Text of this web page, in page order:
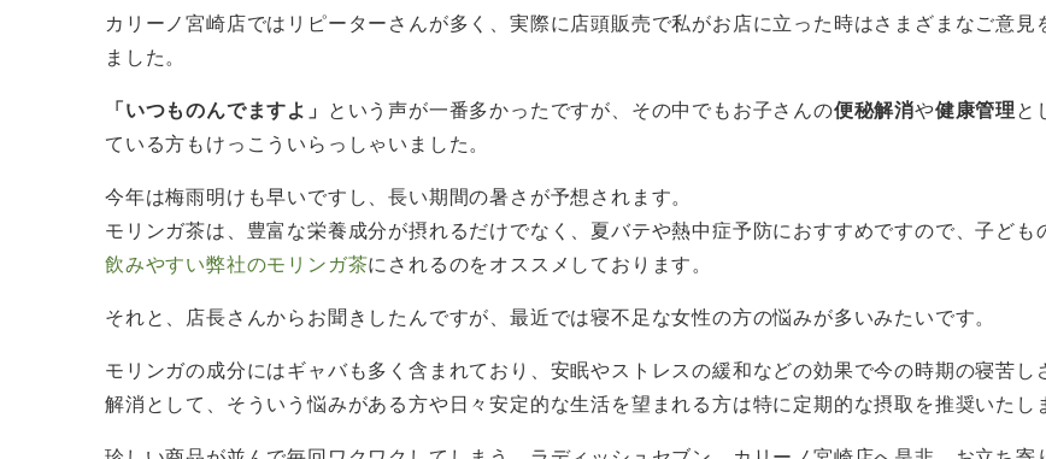
カリーノ宮崎店ではリピーターさんが多く、実際に店頭販売で私がお店に立った時はさまざまなご意見
ました。
「いつものんでますよ」 という声が一番多かったですが、その中でもお子さんの便秘解消や健康管理 と
ている方もけっこういらっしゃいました。
今年は梅雨明けも早いですし、長い期間の暑さが予想されます。
モリンガ茶は、豊富な栄養成分が摂れるだけでなく、夏バテや熱中症予防におすすめですので、子ども
飲みやすい弊社のモリンガ茶にされるのをオススメしております。
それと、店長さんからお聞きしたんですが、最近では寝不足な女性の方の悩みが多いみたいです。
モリンガの成分にはギャバも多く含まれており、安眠やストレスの緩和などの効果で今の時期の寝苦し
解消として、そういう悩みがある方や日々安定的な生活を望まれる方は特に定期的な摂取を推奨いたし